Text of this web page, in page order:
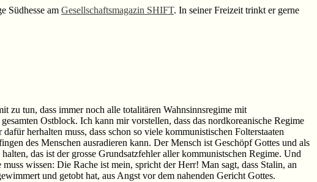
Südhesse am Gesellschaftsmagazin SHIFT. In seiner Freizeit trinkt er gerne
zu tun, dass immer noch alle totalitären Wahnsinnsregime mit
Ostblock. Ich kann mir vorstellen, dass das nordkoreanische Regime
herhalten muss, dass schon so viele kommunistischen Folterstaaten
des Menschen ausradieren kann. Der Mensch ist Geschöpf Gottes und als
das ist der grosse Grundsatzfehler aller kommunistschen Regime. Und
wissen: Die Rache ist mein, spricht der Herr! Man sagt, dass Stalin, an
und getobt hat, aus Angst vor dem nahenden Gericht Gottes.